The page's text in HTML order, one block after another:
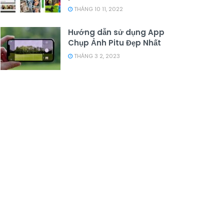
THÁNG 10 11, 2022
Hướng dẫn sử dụng App
Chụp Ảnh Pitu Đẹp Nhất
THÁNG 3 2, 2023